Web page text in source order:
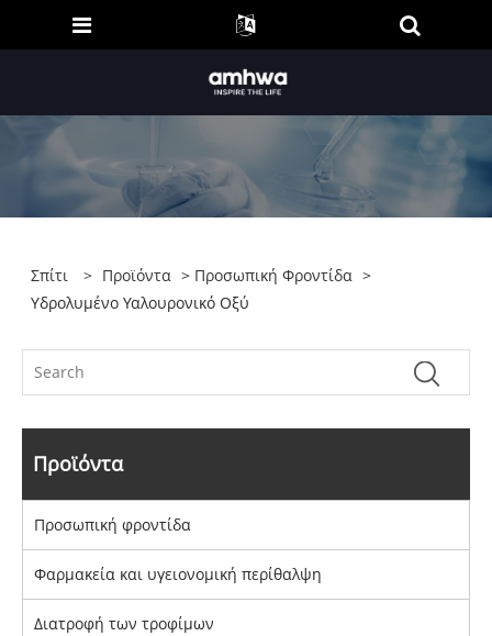
Σπίτι > Προϊόντα > Προσωπική Φροντίδα >
Υδρολυμένο Υαλουρονικό Οξύ
Προϊόντα
Προσωπική φροντίδα
Φαρμακεία και υγειονομική περίθαλψη
Διατροφή των τροφίμων